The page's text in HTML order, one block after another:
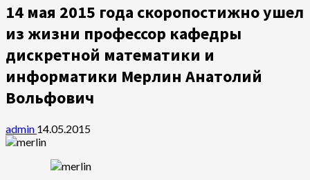
14 мая 2015 года скоропостижно ушел
из жизни профессор кафедры
дискретной математики и
информатики Мерлин Анатолий
Вольфович
admin 14.05.2015